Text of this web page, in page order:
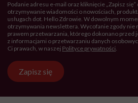
Podanie adresu e-mail oraz kliknięcie „Zapisz się”
otrzymywanie wiadomości o nowościach,
usługach dot. Hello Zdrowie. W dowolnym
otrzymywania newslettera. Wycofanie zgody nie
prawem przetwarzania, którego dokonano przed
z informacjami o przetwarzaniu danych
Ci prawach, w naszej Polityce prywatności.
Zapisz się